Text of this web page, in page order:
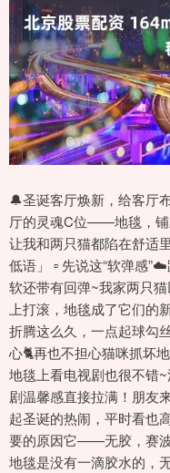
🔔圣诞客厅焕新，给客厅
厅的灵魂C位——地毯，铺
让我和两只猫都陷在舒适
低语」 ▫️ 先说这“软弹感
软还带有回弹~我家两只
上打滚，地毯成了它们的
折腾这么久，一点起球勾
心🐈再也不担心猫咪抓坏
地毯上看电视剧也很不错
剧温馨感直接拉满！朋友
起圣诞的热闹，平时看也
要的原因它——无胶，赛
地毯是没有一滴胶水的，